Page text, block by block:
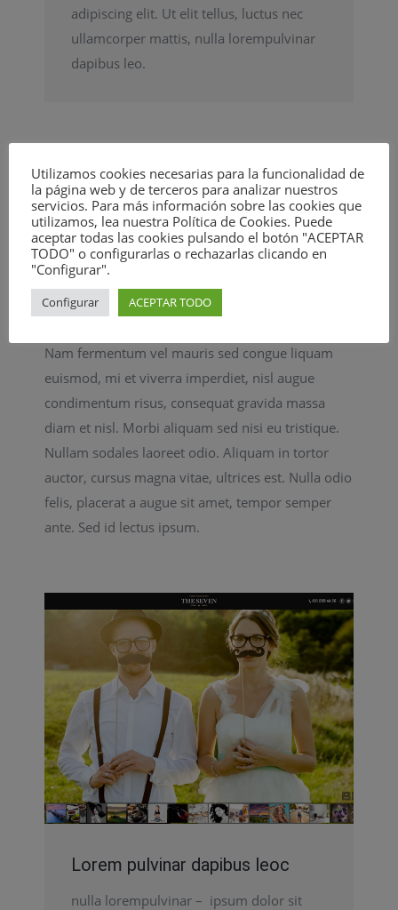
adipiscing elit. Ut elit tellus, luctus nec
ullamcorper mattis, nulla lorempulvinar
dapibus leo.
Nulla odio felis placerat a
augue
Elinc bibendum, elit vel lacinia hendrerit, ante
nulla rhoncus arcu, egestas sollicitudin massa
massa id diam. Mauris id ipsum at odio convallis
mollis sed eu velit. Vivamus vitae velit sem.
Nam fermentum vel mauris sed congue liquam
euismod, mi et viverra imperdiet, nisl augue
condimentum risus, consequat gravida massa
diam et nisl. Morbi aliquam sed nisi eu tristique.
Nullam sodales laoreet odio. Aliquam in tortor
auctor, cursus magna vitae, ultrices est. Nulla odio
felis, placerat a augue sit amet, tempor semper
ante. Sed id lectus ipsum.
Lorem pulvinar dapibus leoc
nulla lorempulvinar – ipsum dolor sit
Utilizamos cookies necesarias para la funcionalidad de
la página web y de terceros para analizar nuestros
servicios. Para más información sobre las cookies que
utilizamos, lea nuestra Política de Cookies. Puede
aceptar todas las cookies pulsando el botón "ACEPTAR
TODO" o configurarlas o rechazarlas clicando en
"Configurar".
Configurar ACEPTAR TODO